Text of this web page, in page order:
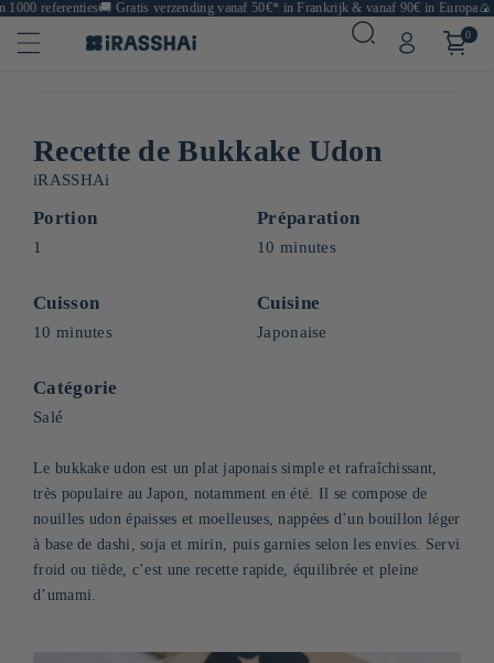
referenties🚚Gratis verzending vanaf 50€* in Frankrijk & vanaf 90€ in Europa🍙
0
Recette de Bukkake Udon
iRASSHAi
Portion
1
Préparation
10 minutes
Cuisson
10 minutes
Cuisine
Japonaise
Catégorie
Salé
Le bukkake udon est un plat japonais simple et rafraîchissant,
très populaire au Japon, notamment en été. Il se compose de
nouilles udon épaisses et moelleuses, nappées d’un bouillon léger
à base de dashi, soja et mirin, puis garnies selon les envies. Servi
froid ou tiède, c’est une recette rapide, équilibrée et pleine
d’umami.